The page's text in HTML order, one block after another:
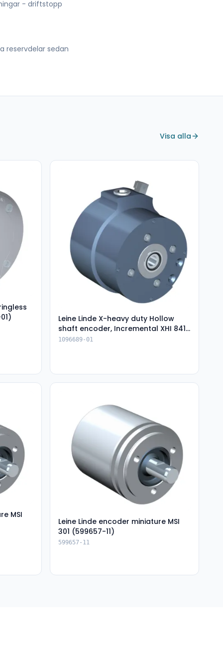
- driftstopp
reservdelar sedan
Visa alla
Leine Linde X-heavy duty Hollow
shaft encoder, Incremental XHI 841
(1096689-01)
1096689-01
MSI
Leine Linde encoder miniature MSI
301 (599657-11)
599657-11